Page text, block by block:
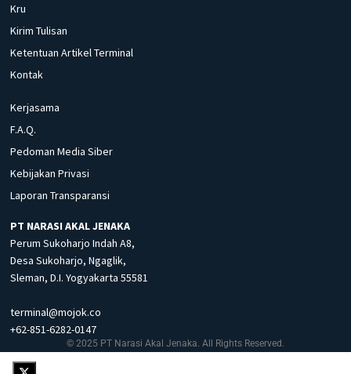
Kru
Kirim Tulisan
Ketentuan Artikel Terminal
Kontak
Kerjasama
F.A.Q.
Pedoman Media Siber
Kebijakan Privasi
Laporan Transparansi
PT NARASI AKAL JENAKA
Perum Sukoharjo Indah A8,
Desa Sukoharjo, Ngaglik,
Sleman, D.I. Yogyakarta 55581
terminal@mojok.co
+62-851-6282-0147
© 2025 PT Narasi Akal Jenaka. All Rights Reserved.